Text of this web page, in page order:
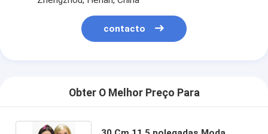
contacto
Obter O Melhor Preço Para